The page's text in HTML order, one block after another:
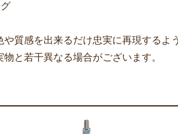
質感を出来るだけ忠実に再現するよ
と若干異なる場合がございます。